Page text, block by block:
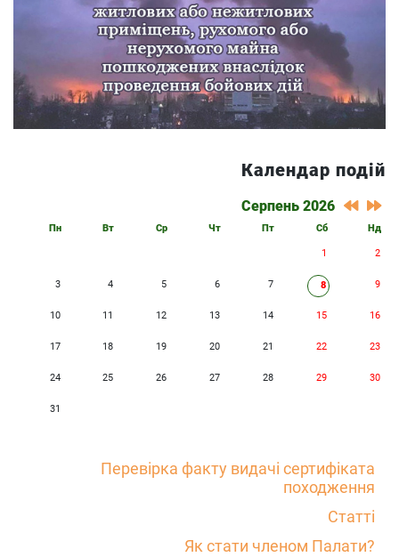
Календар подій
Серпень 2026
Пн Вт Ср Чт Пт Сб Нд
1 2
3 4 5 6 7 8 9
10 11 12 13 14 15 16
17 18 19 20 21 22 23
24 25 26 27 28 29 30
31
Перевірка факту видачі сертифіката
походження
Статті
Як стати членом Палати?